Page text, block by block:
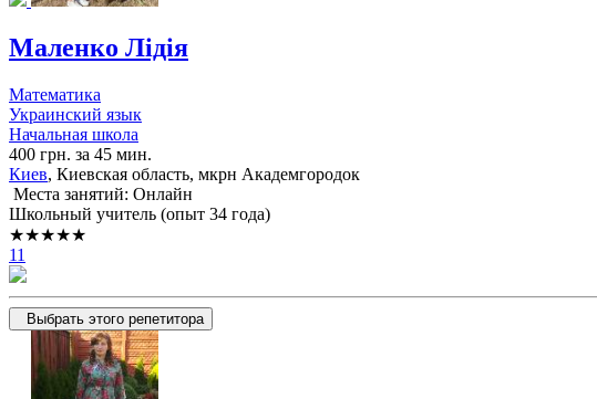
Маленко Лідія
Математика
Украинский язык
Начальная школа
400 грн. за 45 мин.
Киев, Киевская область, мкрн Академгородок
Места занятий: Онлайн
Школьный учитель (опыт 34 года)
★★★★★
11
Выбрать этого репетитора